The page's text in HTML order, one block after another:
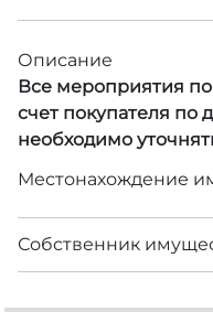
Описание
Все мероприятия по
счет покупателя по
необходимо
Местонахождение
Собственник